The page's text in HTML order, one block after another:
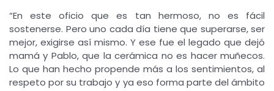
“En este oficio que es tan hermoso, no es fácil
sostenerse. Pero uno cada día tiene que superarse, ser
mejor, exigirse así mismo. Y ese fue el legado que dejó
mamá y Pablo, que la cerámica no es hacer muñecos.
Lo que han hecho propende más a los sentimientos, al
respeto por su trabajo y ya eso forma parte del ámbito